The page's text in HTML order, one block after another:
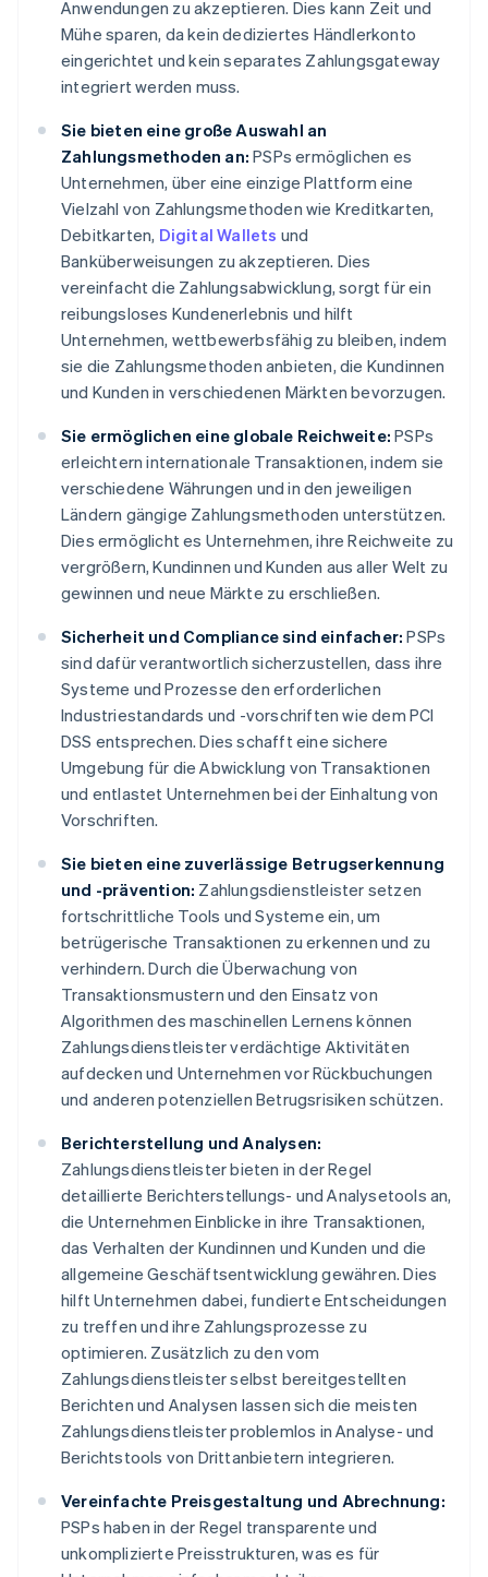
Anwendungen zu akzeptieren. Dies kann Zeit und
Mühe sparen, da kein dediziertes Händlerkonto
eingerichtet und kein separates Zahlungsgateway
integriert werden muss.
Sie bieten eine große Auswahl an
Zahlungsmethoden an: PSPs ermöglichen es
Unternehmen, über eine einzige Plattform eine
Vielzahl von Zahlungsmethoden wie Kreditkarten,
Debitkarten, Digital Wallets und
Banküberweisungen zu akzeptieren. Dies
vereinfacht die Zahlungsabwicklung, sorgt für ein
reibungsloses Kundenerlebnis und hilft
Unternehmen, wettbewerbsfähig zu bleiben, indem
sie die Zahlungsmethoden anbieten, die Kundinnen
und Kunden in verschiedenen Märkten bevorzugen.
Sie ermöglichen eine globale Reichweite: PSPs
erleichtern internationale Transaktionen, indem sie
verschiedene Währungen und in den jeweiligen
Ländern gängige Zahlungsmethoden unterstützen.
Dies ermöglicht es Unternehmen, ihre Reichweite zu
vergrößern, Kundinnen und Kunden aus aller Welt zu
gewinnen und neue Märkte zu erschließen.
Sicherheit und Compliance sind einfacher: PSPs
sind dafür verantwortlich sicherzustellen, dass ihre
Systeme und Prozesse den erforderlichen
Industriestandards und -vorschriften wie dem PCI
DSS entsprechen. Dies schafft eine sichere
Umgebung für die Abwicklung von Transaktionen
und entlastet Unternehmen bei der Einhaltung von
Vorschriften.
Sie bieten eine zuverlässige Betrugserkennung
und -prävention: Zahlungsdienstleister setzen
fortschrittliche Tools und Systeme ein, um
betrügerische Transaktionen zu erkennen und zu
verhindern. Durch die Überwachung von
Transaktionsmustern und den Einsatz von
Algorithmen des maschinellen Lernens können
Zahlungsdienstleister verdächtige Aktivitäten
aufdecken und Unternehmen vor Rückbuchungen
und anderen potenziellen Betrugsrisiken schützen.
Berichterstellung und Analysen:
Zahlungsdienstleister bieten in der Regel
detaillierte Berichterstellungs- und Analysetools an,
die Unternehmen Einblicke in ihre Transaktionen,
das Verhalten der Kundinnen und Kunden und die
allgemeine Geschäftsentwicklung gewähren. Dies
hilft Unternehmen dabei, fundierte Entscheidungen
zu treffen und ihre Zahlungsprozesse zu
optimieren. Zusätzlich zu den vom
Zahlungsdienstleister selbst bereitgestellten
Berichten und Analysen lassen sich die meisten
Zahlungsdienstleister problemlos in Analyse- und
Berichtstools von Drittanbietern integrieren.
Vereinfachte Preisgestaltung und Abrechnung:
PSPs haben in der Regel transparente und
unkomplizierte Preisstrukturen, was es für